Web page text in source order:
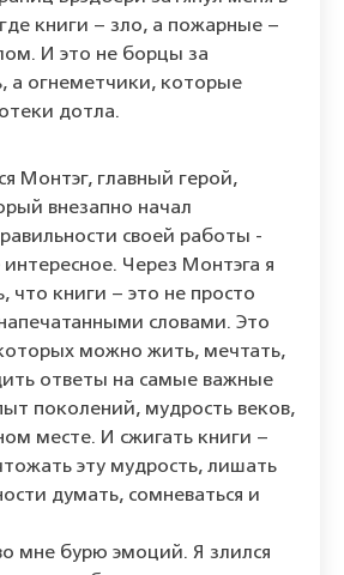
книги – зло, а пожарные –
И это не борцы за
а огнеметчики, которые
дотла.
Монтэг, главный герой,
внезапно начал
своей работы -
Через Монтэга я
что книги – это не просто
словами. Это
можно жить, мечтать,
ответы на самые важные
поколений, мудрость веков,
месте. И сжигать книги –
эту мудрость, лишать
думать, сомневаться и
мне бурю эмоций. Я злился